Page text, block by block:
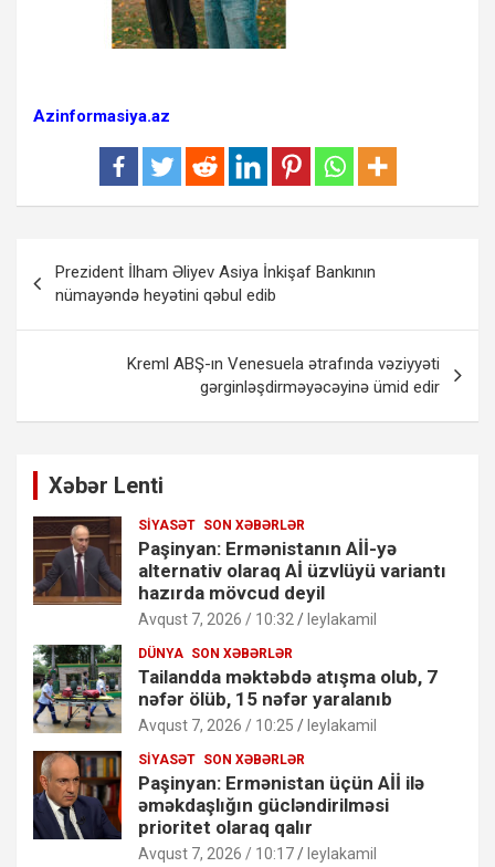
Azinformasiya.az
naviqasiyası
Prezident İlham Əliyev Asiya İnkişaf Bankının
nümayəndə heyətini qəbul edib
Kreml ABŞ-ın Venesuela ətrafında vəziyyəti
gərginləşdirməyəcəyinə ümid edir
Xəbər Lenti
SIYASƏT SON XƏBƏRLƏR
Paşinyan: Ermənistanın Aİİ-yə
alternativ olaraq Aİ üzvlüyü variantı
hazırda mövcud deyil
Avqust 7, 2026 / 10:32 leylakamil
DÜNYA SON XƏBƏRLƏR
Tailandda məktəbdə atışma olub, 7
nəfər ölüb, 15 nəfər yaralanıb
Avqust 7, 2026 / 10:25 leylakamil
SIYASƏT SON XƏBƏRLƏR
Paşinyan: Ermənistan üçün Aİİ ilə
əməkdaşlığın gücləndirilməsi
prioritet olaraq qalır
Avqust 7, 2026 / 10:17 leylakamil